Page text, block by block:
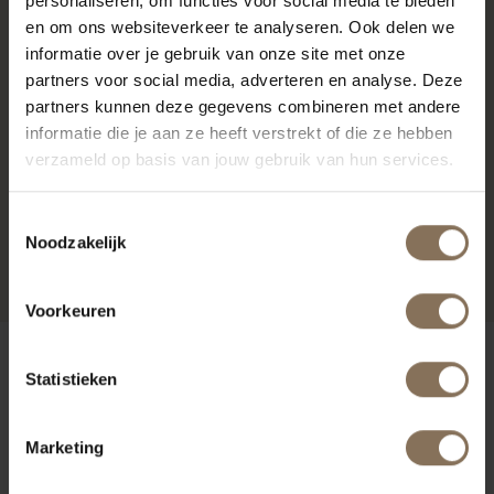
en om ons websiteverkeer te analyseren. Ook delen we
informatie over je gebruik van onze site met onze
partners voor social media, adverteren en analyse. Deze
partners kunnen deze gegevens combineren met andere
informatie die je aan ze heeft verstrekt of die ze hebben
verzameld op basis van jouw gebruik van hun services.
Noodzakelijk
Voorkeuren
Statistieken
Marketing